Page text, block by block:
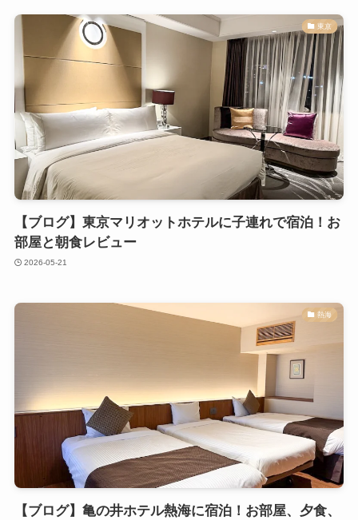
東京
【ブログ】東京マリオットホテルに子連れで宿泊！お
部屋と朝食レビュー
2026-05-21
熱海
【ブログ】亀の井ホテル熱海に宿泊！お部屋、夕食、